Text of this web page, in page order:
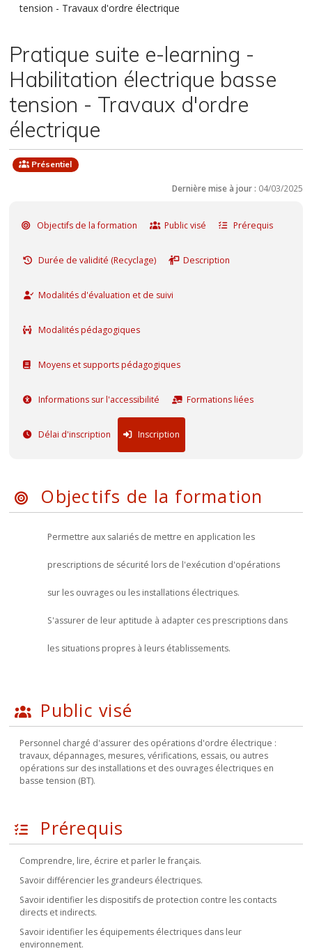
tension - Travaux d'ordre électrique
Pratique suite e-learning -
Habilitation électrique basse
tension - Travaux d'ordre
électrique
Présentiel
Dernière mise à jour : 04/03/2025
Objectifs de la formation Public visé Prérequis
Durée de validité (Recyclage) Description
Modalités d'évaluation et de suivi
Modalités pédagogiques
Moyens et supports pédagogiques
Informations sur l'accessibilité Formations liées
Délai d'inscription Inscription
Objectifs de la formation
Permettre aux salariés de mettre en application les
prescriptions de sécurité lors de l'exécution d'opérations
sur les ouvrages ou les installations électriques.
S'assurer de leur aptitude à adapter ces prescriptions dans
les situations propres à leurs établissements.
Public visé
Personnel chargé d'assurer des opérations d'ordre électrique :
travaux, dépannages, mesures, vérifications, essais, ou autres
opérations sur des installations et des ouvrages électriques en
basse tension (BT).
Prérequis
Comprendre, lire, écrire et parler le français.
Savoir différencier les grandeurs électriques.
Savoir identifier les dispositifs de protection contre les contacts
directs et indirects.
Savoir identifier les équipements électriques dans leur
environnement.